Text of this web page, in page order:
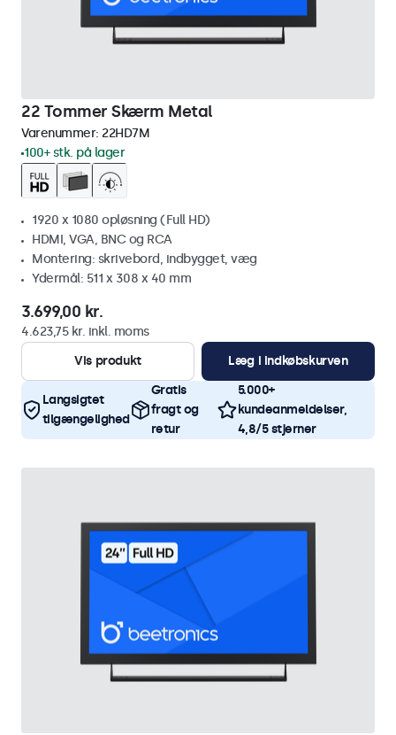
22 Tommer Skærm Metal
Varenummer: 22HD7M
100+ stk. på lager
1920 x 1080 opløsning (Full HD)
HDMI, VGA, BNC og RCA
Montering: skrivebord, indbygget, væg
Ydermål: 511 x 308 x 40 mm
3.699,00 kr.
4.623,75 kr. inkl. moms
Vis produkt
Læg i indkøbskurven
Langsigtet
tilgængelighed
Gratis
fragt og
retur
5.000+
kundeanmeldelser,
4,8/5 stjerner